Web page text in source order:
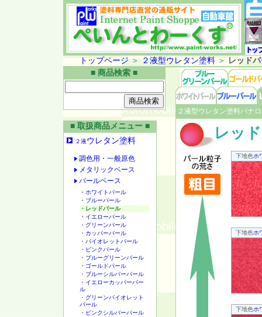
トップページ ＞ ２液型ウレタン塗料＞ レッド
■ 商品検索 ■
■ 取扱商品メニュー ■
２液ウレタン塗料
調色用・一般原色
メタリックベース
パールベース
・ホワイトパール
・ブルーパール
・レッドパール
・イエローパール
・グリーンパール
・カッパーパール
・バイオレットパール
・ピンクパール
・ブルーグリーンパール
・ゴールドパール
・ブルーシルバーパール
・イエローカッパーパー
ル
・グリーンバイオレット
パール
・ピンクシルバーパール
２液型ウレタン塗料パナ
レッ
下地色ホ
下地色ホ
下地色ホ